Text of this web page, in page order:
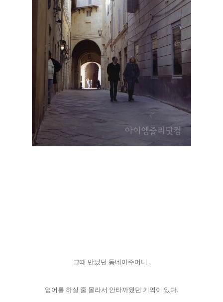
그때 만났던 동네아주머니..
영어를 하실 줄 몰라서 안타까웠던 기억이 있다.